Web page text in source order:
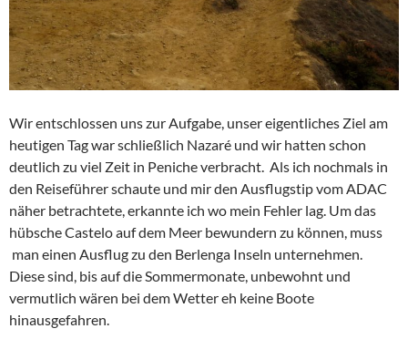
Wir entschlossen uns zur Aufgabe, unser eigentliches Ziel am
heutigen Tag war schließlich Nazaré und wir hatten schon
deutlich zu viel Zeit in Peniche verbracht. Als ich nochmals in
den Reiseführer schaute und mir den Ausflugstip vom ADAC
näher betrachtete, erkannte ich wo mein Fehler lag. Um das
hübsche Castelo auf dem Meer bewundern zu können, muss
man einen Ausflug zu den Berlenga Inseln unternehmen.
Diese sind, bis auf die Sommermonate, unbewohnt und
vermutlich wären bei dem Wetter eh keine Boote
hinausgefahren.